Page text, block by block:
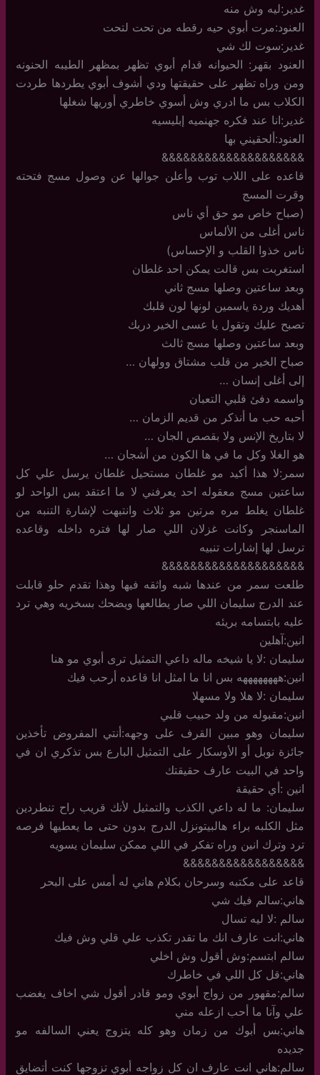
غدير:ليه وش منه
العنود:مرت أبوي حيه رقطه من تحت لتحت
غدير:سوت لك شي
العنود بقهر: الحيوانه قدام أبوي تظهر بمظهر الطيبه الحنونه
ومن وراه تظهر على حقيقتها ودي أشوف أبوي يطردها طردت
الكلاب بس ما ادري وش أسوي خاطري أوريها شغلها
غدير:انا عند فكره جهنميه إبليسيه
العنود:ألحقيني بها
&&&&&&&&&&&&&&&&&&&&
قاعده على اللاب توب وأعلن جوالها عن وصول مسج فتحته
وقرت المسج
(صباح خاص مو حق أي ناس
ناس أغلى من الألماس
ناس خذوا القلب و الإحساس)
استغربت بس قالت يمكن احد غلطان
وبعد ساعتين وصلها مسج ثاني
أهديك وردة ياسمين لونها لون قلبك
تصبح عليك وتقول يا عسى الخير دربك
وبعد ساعتين وصلها مسج ثالث
صباح الخير من قلب مشتاق وولهان …
إلى أغلى إنسان …
واسمه دفئ قلبي التعبان
أحبه حب ما أنذكر من قديم الزمان …
لا بتاريخ الإنس ولا بقصص الجان …
هو الغلا وكل ما في ها الكون من أشجان …
سمر:لا هذا أكيد مو غلطان مستحيل غلطان يرسل علي كل
ساعتين مسج معقوله احد يعرفني لا ما اعتقد بس الواحد لو
غلطان يغلط مره مرتين مو ثلاث وانتبهت لإشارة التنبه من
الماسنجر وكانت غزلان اللي صار لها فتره داخله وقاعده
ترسل لها إشارات تنبيه
&&&&&&&&&&&&&&&&&&&&
طلعت سمر من عندها شبه واثقه فيها وهذا تقدم حلو قابلت
عند الدرج سليمان اللي صار يطالعها ويضحك بسخريه وهي ترد
عليه بابتسامه بريئه
انين:آهلين
سليمان :لا يا شيخه ماله داعي التمثيل ترى أبوي مو هنا
انين:ههههههههه بس انا ما امثل انا قاعده أرحب فيك
سليمان :لا هلا ولا مسهلا
انين:مقبوله من ولد حبيب قلبي
سليمان وهو مبين القرف على وجهه:أنتي المفروض تأخذين
جائزة نوبل أو الأوسكار على التمثيل البارع بس تذكري ان في
واحد في البيت عارف حقيقتك
انين :أي حقيقة
سليمان: ما له داعي الكذب والتمثيل لأنك قريب راح تنطردين
مثل الكلبه براء هالبيتونزل الدرج بدون حتى ما يعطيها فرصه
ترد وترك انين وراه تفكر في اللي ممكن سليمان يسويه
&&&&&&&&&&&&&&&&&
قاعد على مكتبه وسرحان بكلام هاني له أمس على البحر
هاني:سالم فيك شي
سالم :لا ليه تسال
هاني:انت عارف انك ما تقدر تكذب علي قلي وش فيك
سالم ابتسم:وش أقول وش اخلي
هاني:قل كل اللي في خاطرك
سالم:مقهور من زواج أبوي ومو قادر أقول شي اخاف يغضب
علي وآنا ما أحب ازعله مني
هاني:بس أبوك من زمان وهو كله يتزوج يعني السالفه مو
جديده
سالم:هاني انت عارف ان كل زواجه أبوي تزوجها كنت أتضايق